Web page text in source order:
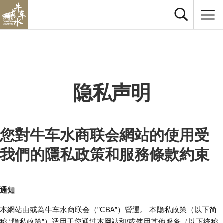
隐私声明
您對牛车水商联会網站的使用受
我們的隱私政策和服務條款約束
通知
本網站由或為牛车水商联会（”CBA”）營運。 本隐私政策（以下简
称 “隐私政策”）适用于您通过本网站和/或使用其他服务（以下统称